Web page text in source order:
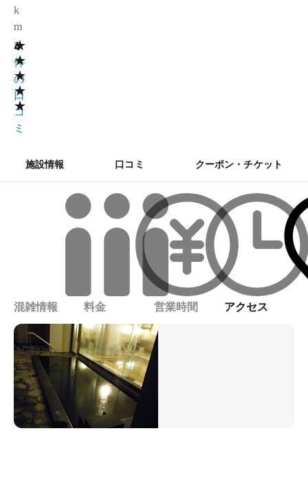
k
m
★
★
★
★
★
4
3
件
の
口
コ
ミ
施設情報 口コミ クーポン・チケット
混雑情報 料金 営業時間 アクセス